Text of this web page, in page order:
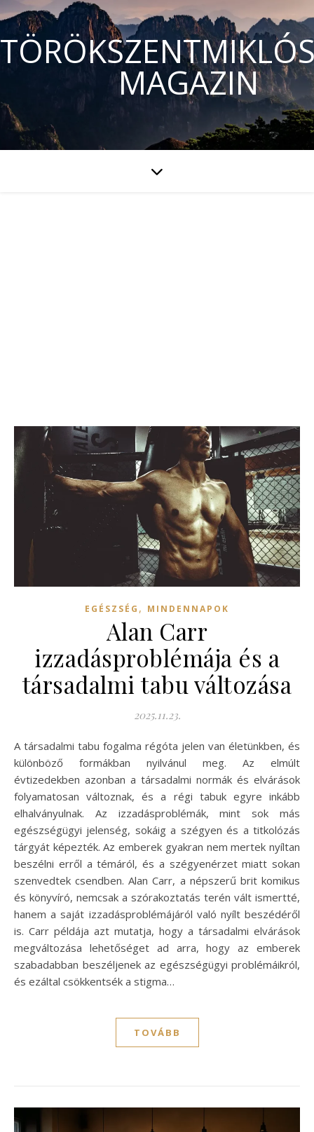
MAGAZIN
EGÉSZSÉG , MINDENNAPOK
Alan Carr
izzadásproblémája és a
társadalmi tabu változása
2025.11.23.
A társadalmi tabu fogalma régóta jelen van életünkben, és
különböző formákban nyilvánul meg. Az elmúlt
évtizedekben azonban a társadalmi normák és elvárások
folyamatosan változnak, és a régi tabuk egyre inkább
elhalványulnak. Az izzadásproblémák, mint sok más
egészségügyi jelenség, sokáig a szégyen és a titkolózás
tárgyát képezték. Az emberek gyakran nem mertek nyíltan
beszélni erről a témáról, és a szégyenérzet miatt sokan
szenvedtek csendben. Alan Carr, a népszerű brit komikus
és könyvíró, nemcsak a szórakoztatás terén vált ismertté,
hanem a saját izzadásproblémájáról való nyílt beszédéről
is. Carr példája azt mutatja, hogy a társadalmi elvárások
megváltozása lehetőséget ad arra, hogy az emberek
szabadabban beszéljenek az egészségügyi problémáikról,
és ezáltal csökkentsék a stigma…
TOVÁBB